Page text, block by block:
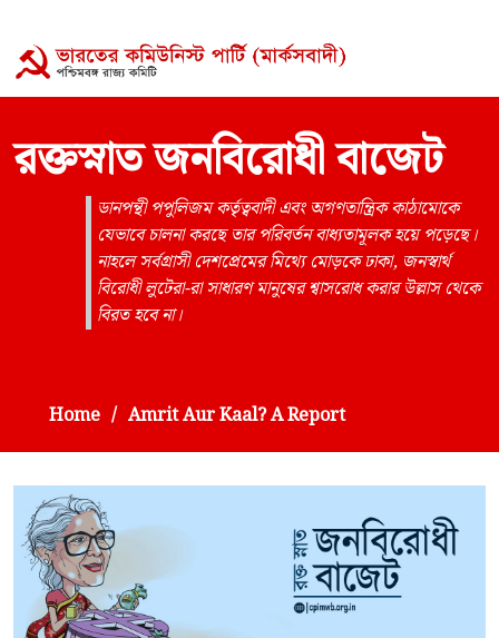
রক্তস্নাত জনবিরোধী বাজেট
ডানপন্থী পপুলিজম কর্তৃত্ববাদী এবং অগণতান্ত্রিক কাঠামোকে
যেভাবে চালনা করছে তার পরিবর্তন বাধ্যতামূলক হয়ে পড়েছে।
নাহলে সর্বগ্রাসী দেশপ্রেমের মিথ্যে মোড়কে ঢাকা, জনস্বার্থ
বিরোধী লুটেরা-রা সাধারণ মানুষের শ্বাসরোধ করার উল্লাস থেকে
বিরত হবে না।
Home Amrit Aur Kaal? A Report